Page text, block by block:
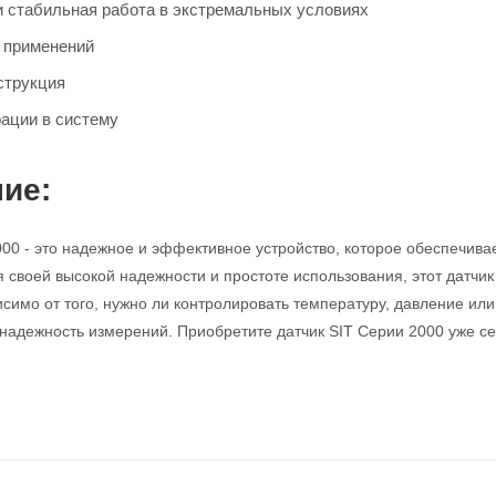
стабильная работа в экстремальных условиях
в систему
- это надежное и эффективное устройство, которое
своей высокой надежности и простоте использования, этот
от того, нужно ли контролировать температуру, давление
измерений. Приобретите датчик SIT Серии 2000 уже